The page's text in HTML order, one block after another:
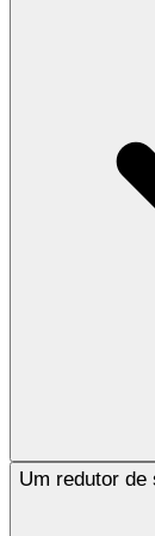
Um redutor